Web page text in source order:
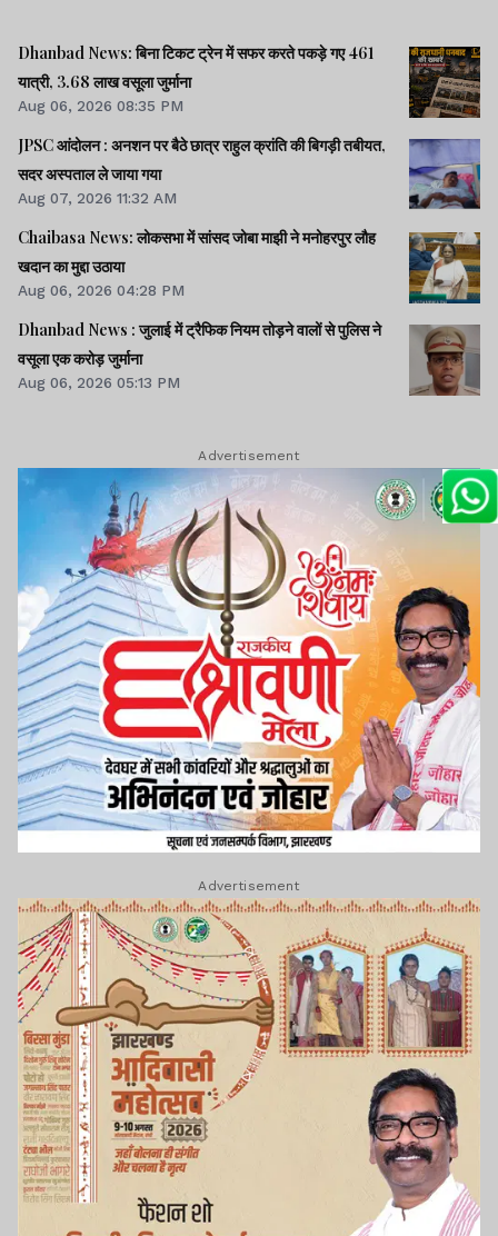
Dhanbad News: बिना टिकट ट्रेन में सफर करते पकड़े गए 461
यात्री, 3.68 लाख वसूला जुर्माना
Aug 06, 2026 08:35 PM
JPSC आंदोलन : अनशन पर बैठे छात्र राहुल क्रांति की बिगड़ी तबीयत,
सदर अस्पताल ले जाया गया
Aug 07, 2026 11:32 AM
Chaibasa News: लोकसभा में सांसद जोबा माझी ने मनोहरपुर लौह
खदान का मुद्दा उठाया
Aug 06, 2026 04:28 PM
Dhanbad News : जुलाई में ट्रैफिक नियम तोड़ने वालों से पुलिस ने
वसूला एक करोड़ जुर्माना
Aug 06, 2026 05:13 PM
Advertisement
Advertisement